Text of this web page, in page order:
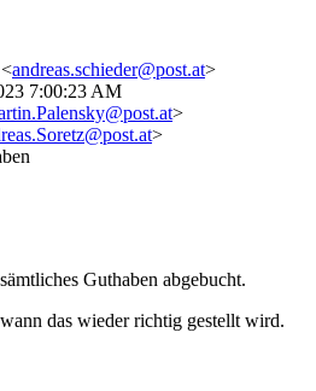
andreas.schieder@post.at>
7:00:23 AM
>
>
Guthaben abgebucht.
das wieder richtig gestellt wird.